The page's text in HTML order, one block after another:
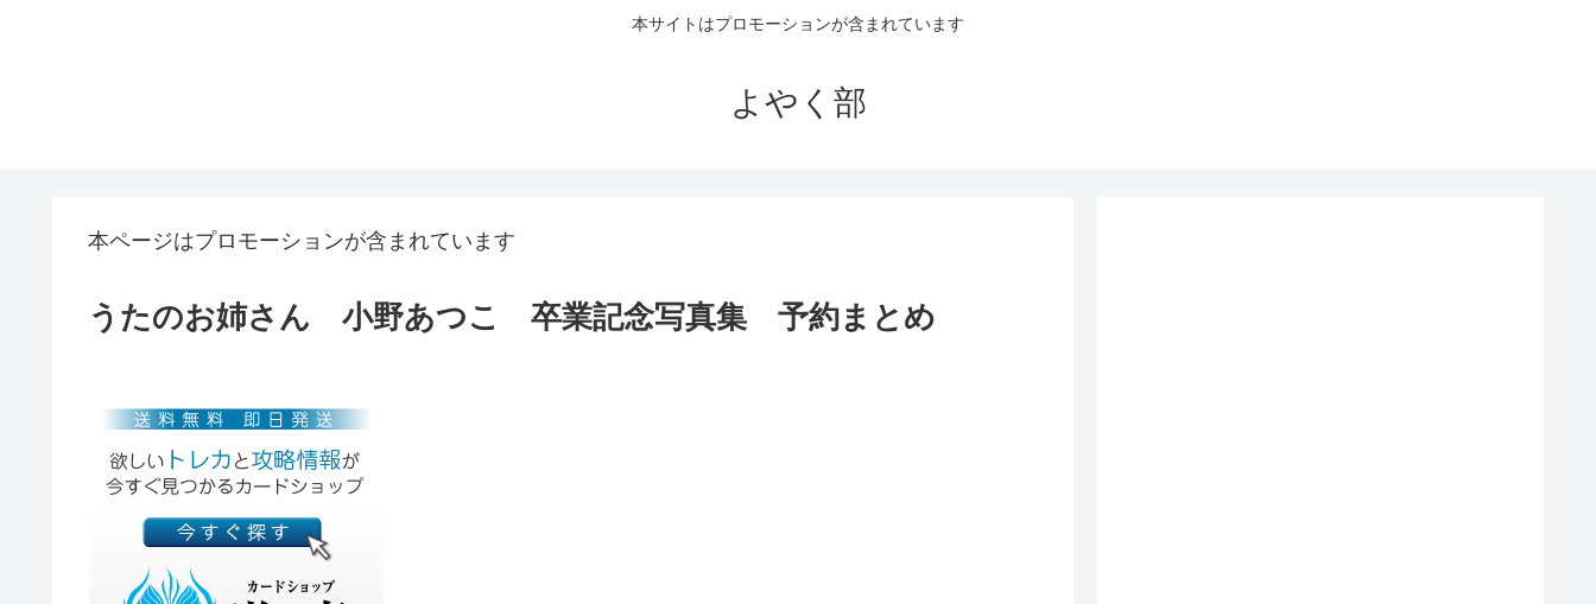
本サイトはプロモーションが含まれています
よやく部
本ページはプロモーションが含まれています
うたのお姉さん 小野あつこ 卒業記念写真集 予約まとめ